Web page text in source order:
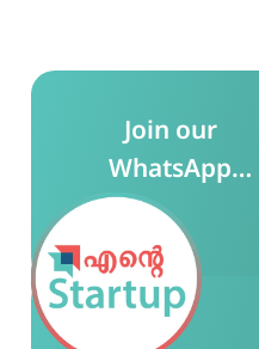
Join our
WhatsApp
Group for more
updates!